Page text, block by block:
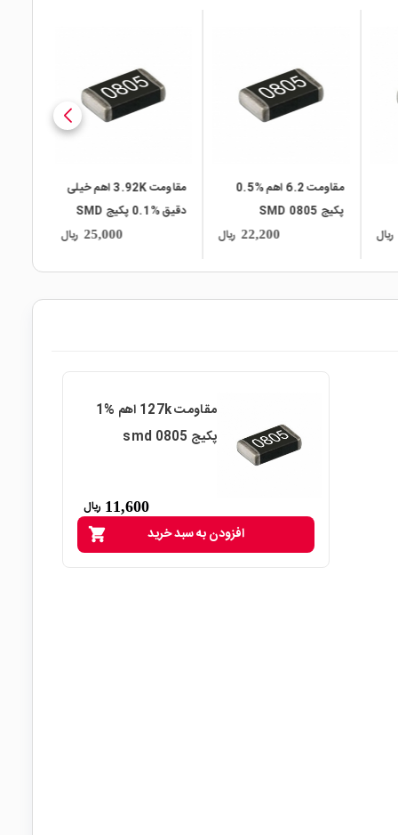
ریال
مقاومت 3.92K اهم خیلی
دقیق %0.1 پکیج SMD
25,000 ریال
مقاومت 348K اهم %1
پکیج 0805 SMD
11,600 ریال
مقاومت 127k اهم %1
پکیج smd 0805
11,600 ریال
shopping_cart افزودن به سبد خرید